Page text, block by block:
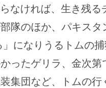
なければ、生き残
隊のほか、パキスタ
」になりうるトムの
ったゲリラ、金次
集団など、トムの